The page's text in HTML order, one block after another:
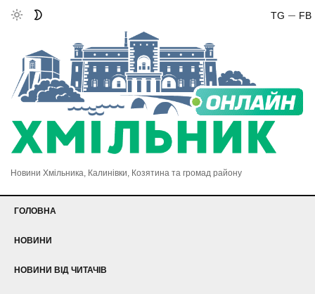
FB
TG
Новини Хмільника, Калинівки, Козятина та громад району
ГОЛОВНА
НОВИНИ
НОВИНИ ВІД ЧИТАЧІВ